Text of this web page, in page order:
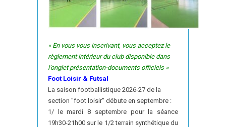
« En vous vous inscrivant, vous acceptez le
règlement intérieur du club disponible dans
l’onglet présentation-documents officiels »
Foot Loisir & Futsal
La saison footballistique 2026-27 de la
section "foot loisir" débute en septembre :
1/ le mardi 8 septembre pour la séance
19h30-21h00 sur le 1/2 terrain synthétique du